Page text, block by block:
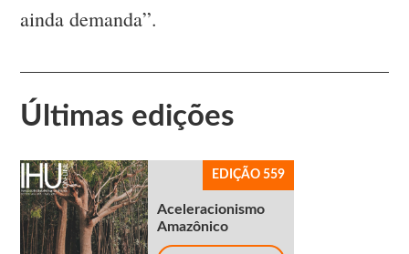
ainda demanda”.
Últimas edições
EDIÇÃO 559
Aceleracionismo
Amazônico